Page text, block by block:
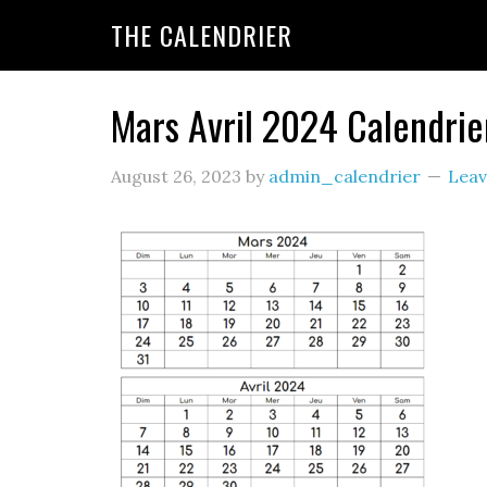
THE CALENDRIER
Mars Avril 2024
August 26, 2023 by admin_calendrier